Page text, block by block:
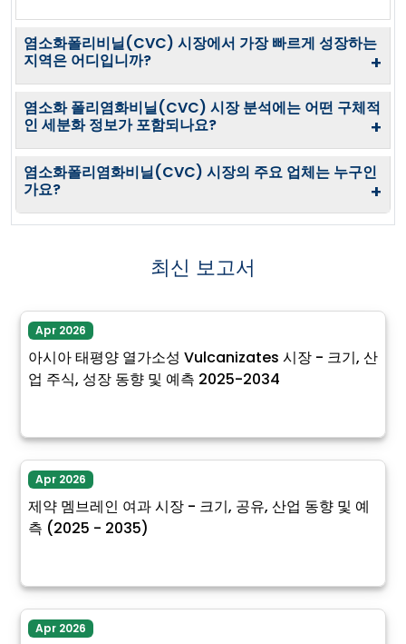
염소화폴리비닐(CVC) 시장에서 가장 빠르게 성장하는
지역은 어디입니까?
+
염소화 폴리염화비닐(CVC) 시장 분석에는 어떤 구체적
인 세분화 정보가 포함되나요?
+
염소화폴리염화비닐(CVC) 시장의 주요 업체는 누구인
가요?
+
최신 보고서
Apr 2026
아시아 태평양 열가소성 Vulcanizates 시장 - 크기, 산
업 주식, 성장 동향 및 예측 2025-2034
Apr 2026
제약 멤브레인 여과 시장 - 크기, 공유, 산업 동향 및 예
측 (2025 - 2035)
Apr 2026